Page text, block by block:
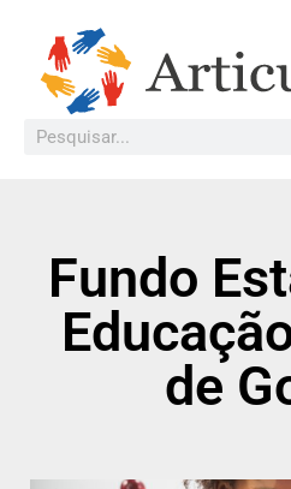
Fundo
de